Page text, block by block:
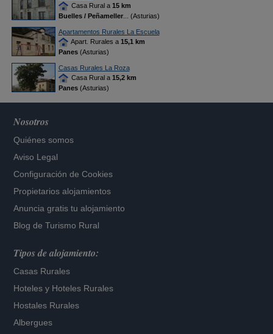
Casa Rural a 15 km
Buelles / Peñameller... (Asturias)
Apartamentos Rurales La Escuela
Apart. Rurales a 15,1 km
Panes(Asturias)
Casas Rurales La Roza
Casa Rural a 15,2 km
Panes(Asturias)
Nosotros
Quiénes somos
Aviso Legal
Configuración de Cookies
Propietarios alojamientos
Anuncia gratis tu alojamiento
Blog de Turismo Rural
Tipos de alojamiento:
Casas Rurales
Hoteles y Hoteles Rurales
Hostales Rurales
Albergues